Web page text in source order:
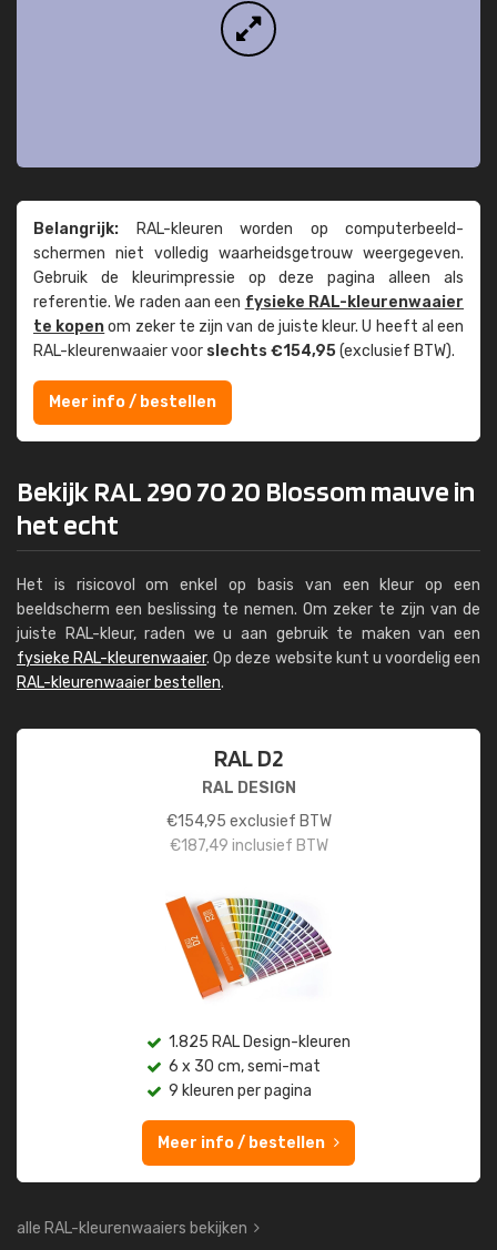
Belangrijk: RAL-kleuren worden op computer­beeld­
schermen niet volledig waarheids­­getrouw weer­gegeven.
Gebruik de kleur­impressie op deze pagina alleen als
referentie. We raden aan een fysieke RAL-kleuren­waaier
te kopenom zeker te zijn van de juiste kleur. U heeft al een
RAL-kleuren­waaier voor slechts €154,95(exclusief BTW).
Meer info / bestellen
Bekijk RAL 290 70 20 Blossom mauve in
het echt
Het is risicovol om enkel op basis van een kleur op een
beeldscherm een beslissing te nemen. Om zeker te zijn van de
juiste RAL-kleur, raden we u aan gebruik te maken van een
fysieke RAL-kleurenwaaier. Op deze website kunt u voordelig een
RAL-kleurenwaaier bestellen.
RAL D2
RAL DESIGN
€154,95 exclusief BTW
€187,49 inclusief BTW
1.825 RAL Design-kleuren
6 x 30 cm, semi-mat
9 kleuren per pagina
Meer info / bestellen
alle RAL-kleurenwaaiers bekijken